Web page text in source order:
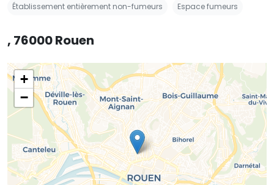
Établissement entièrement non-fumeurs Espace fumeurs
, 76000 Rouen
+
−